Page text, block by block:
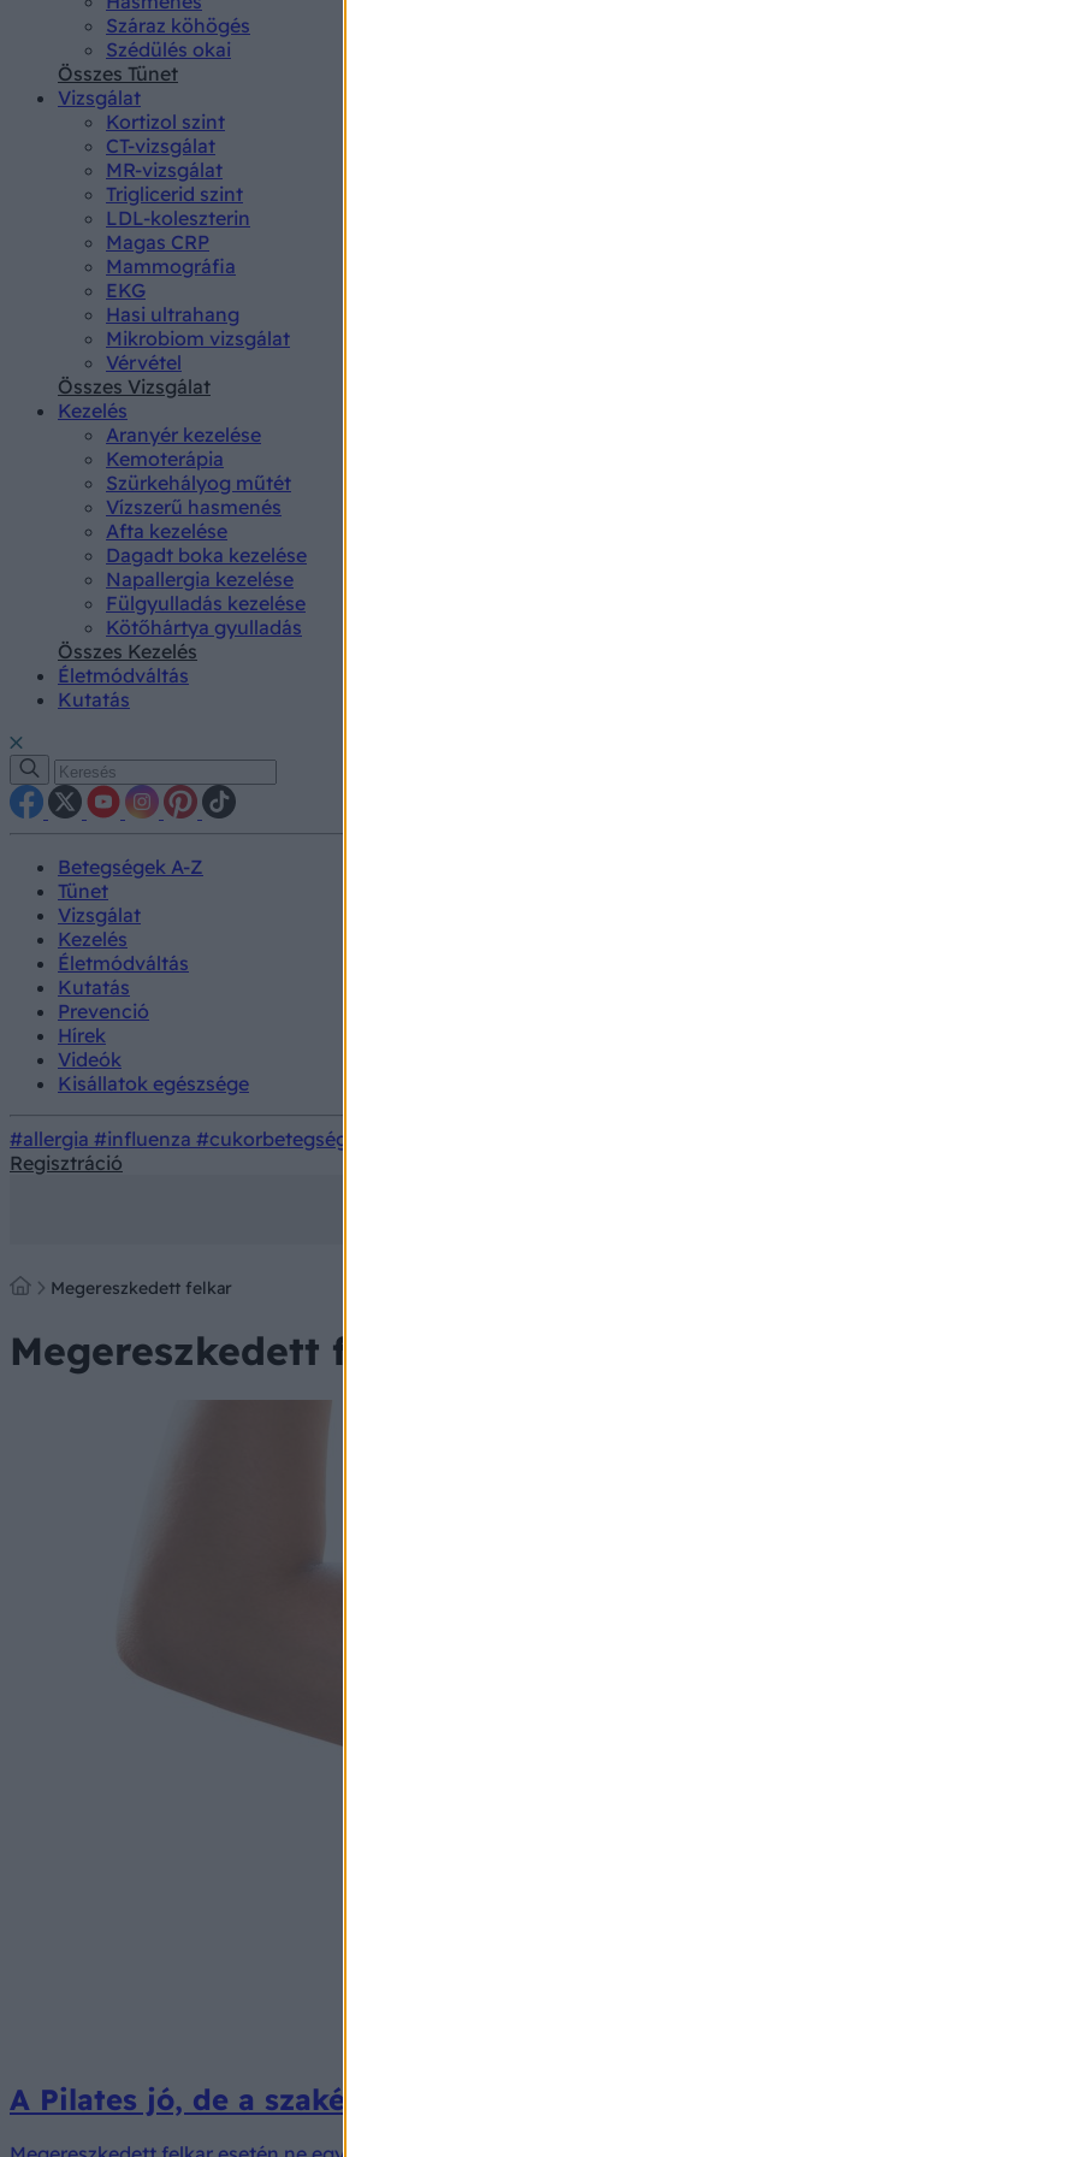
Száraz köhögés
Szédülés okai
Összes Tünet
Vizsgálat
Kortizol szint
CT-vizsgálat
MR-vizsgálat
Triglicerid szint
LDL-koleszterin
Magas CRP
Mammográfia
EKG
Hasi ultrahang
Mikrobiom vizsgálat
Vérvétel
Összes Vizsgálat
Kezelés
Aranyér kezelése
Kemoterápia
Szürkehályog műtét
Vízszerű hasmenés
Afta kezelése
Dagadt boka kezelése
Napallergia kezelése
Fülgyulladás kezelése
Kötőhártya gyulladás
Összes Kezelés
Életmódváltás
Kutatás
Betegségek A-Z
Tünet
Vizsgálat
Kezelés
Életmódváltás
Kutatás
Prevenció
Hírek
Videók
Kisállatok egészsége
#allergia #influenza #cukorbetegség
Regisztráció
Megereszkedett felkar
Megereszkedett felkar
A Pilates jó, de a szakértők szerint ez a legjobb gyakorlat a